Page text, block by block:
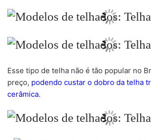
Esse tipo de telha não é tão popular no
preço, podendo custar o dobro da telha
cerâmica.